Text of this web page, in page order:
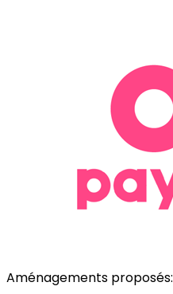
Aménagements proposés: